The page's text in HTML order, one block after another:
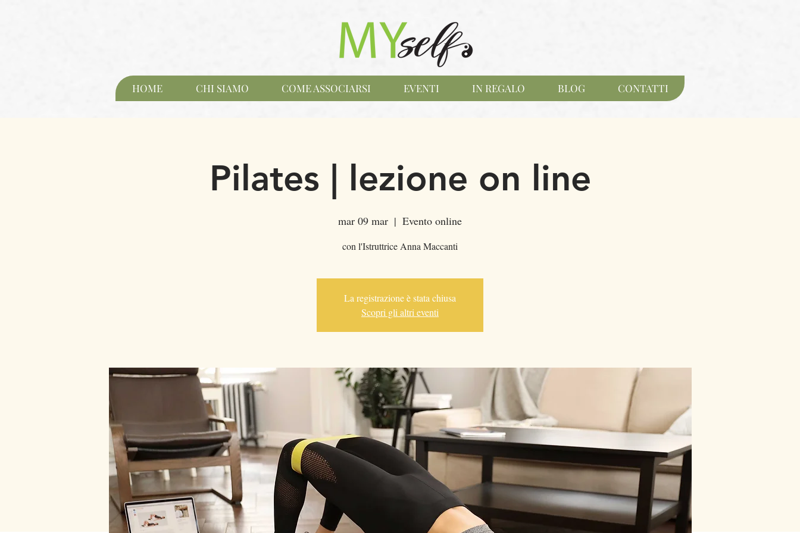
HOME CHI SIAMO COME ASSOCIARSI EVENTI IN REGALO BLOG CONTATTI
Pilates | lezione on line
mar 09 mar
  |
Evento online
con l'Istruttrice Anna Maccanti
La registrazione è stata chiusa
Scopri gli altri eventi